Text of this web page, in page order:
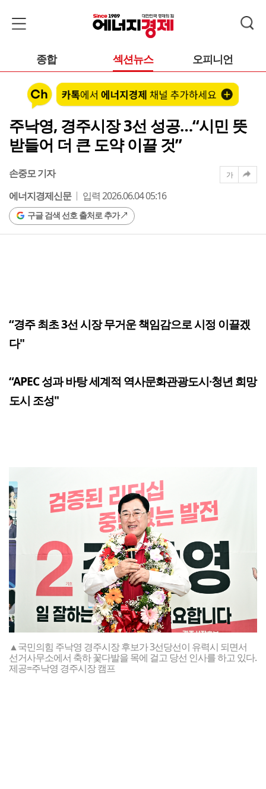
종합 섹션뉴스 오피니언
주낙영, 경주시장 3선 성공…“시민 뜻
받들어 더 큰 도약 이끌 것”
손중모 기자
에너지경제신문
입력 2026.06.04 05:16
구글 검색 선호 출처로 추가
가
“경주 최초 3선 시장 무거운 책임감으로 시정 이끌겠
다"
“APEC 성과 바탕 세계적 역사문화관광도시·청년 희망
도시 조성"
▲국민의힘 주낙영 경주시장 후보가 3선당선이 유력시 되면서
선거사무소에서 축하 꽃다발을 목에 걸고 당선 인사를 하고 있다.
제공=주낙영 경주시장 캠프